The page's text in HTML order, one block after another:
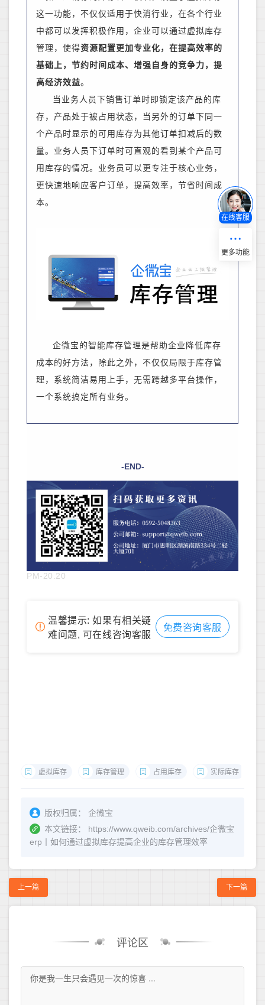
这一功能， 不仅仅适用于快消行业， 在各个行业
中都可以发挥积极作用 ， 企业可以通过虚拟库存
管理，使得资源配置更加专业化，在提高效率的
基础上，节约时间成本、增强自身的竞争力，提
高经济效益。
当业务人员下销售订单时即锁定该产品的库
存，产品处于被占用状态，当另外的订单下同一
个产品时显示的可用库存为其他订单扣减后的数
量。业务人员下订单时可直观的看到某个产品可
用库存的情况。 业务员 可以更专注于核心业务，
更快速地响应客户订单，提高效率，节省时间成
本。
企微宝的智能库存管理是帮助企业降低库存
成本的好方法，除此之外，不仅仅局限于库存管
理，系统简洁易用上手，无需跨越多平台操作，
一个系统搞定所有业务。
-END-
PM-20.20
温馨提示: 如果有相关疑
难问题, 可在线咨询客服
免费咨询客服
虚拟库存 库存管理 占用库存 实际库存
版权归属：
企微宝
本文链接：
https://www.qweib.com/archives/企微宝
erp丨如何通过虚拟库存提高企业的库存管理效率
上一篇 下一篇
评论区
在线客服